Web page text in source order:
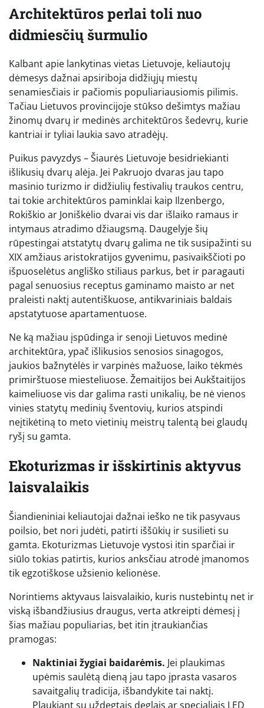
Architektūros perlai toli nuo
didmiesčių šurmulio
Kalbant apie lankytinas vietas Lietuvoje, keliautojų
dėmesys dažnai apsiriboja didžiųjų miestų
senamiesčiais ir pačiomis populiariausiomis pilimis.
Tačiau Lietuvos provincijoje stūkso dešimtys mažiau
žinomų dvarų ir medinės architektūros šedevrų, kurie
kantriai ir tyliai laukia savo atradėjų.
Puikus pavyzdys – Šiaurės Lietuvoje besidriekianti
išlikusių dvarų alėja. Jei Pakruojo dvaras jau tapo
masinio turizmo ir didžiulių festivalių traukos centru,
tai tokie architektūros paminklai kaip Ilzenbergo,
Rokiškio ar Joniškėlio dvarai vis dar išlaiko ramaus ir
intymaus atradimo džiaugsmą. Daugelyje šių
rūpestingai atstatytų dvarų galima ne tik susipažinti su
XIX amžiaus aristokratijos gyvenimu, pasivaikščioti po
išpuoselėtus angliško stiliaus parkus, bet ir paragauti
pagal senuosius receptus gaminamo maisto ar net
praleisti naktį autentiškuose, antikvariniais baldais
apstatytuose apartamentuose.
Ne ką mažiau įspūdinga ir senoji Lietuvos medinė
architektūra, ypač išlikusios senosios sinagogos,
jaukios bažnytėlės ir varpinės mažuose, laiko tėkmės
primirštuose miesteliuose. Žemaitijos bei Aukštaitijos
kaimeliuose vis dar galima rasti unikalių, be nė vienos
vinies statytų medinių šventovių, kurios atspindi
neįtikėtiną to meto vietinių meistrų talentą bei glaudų
ryšį su gamta.
Ekoturizmas ir išskirtinis aktyvus
laisvalaikis
Šiandieniniai keliautojai dažnai ieško ne tik pasyvaus
poilsio, bet nori judėti, patirti iššūkių ir susilieti su
gamta. Ekoturizmas Lietuvoje vystosi itin sparčiai ir
siūlo tokias patirtis, kurios anksčiau atrodė įmanomos
tik egzotiškose užsienio kelionėse.
Norintiems aktyvaus laisvalaikio, kuris nustebintų net ir
viską išbandžiusius draugus, verta atkreipti dėmesį į
šias mažiau populiarias, bet itin įtraukiančias
pramogas:
Naktiniai žygiai baidarėmis. Jei plaukimas
upėmis saulėtą dieną jau tapo įprasta vasaros
savaitgalių tradicija, išbandykite tai naktį.
Plaukiant su uždegtais deglais ar specialiais LED